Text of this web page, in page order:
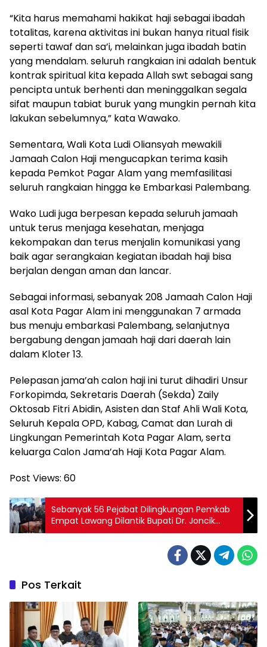
“Kita harus memahami hakikat haji sebagai ibadah
totalitas, karena aktivitas ini bukan hanya ritual fisik
seperti tawaf dan sa’i, melainkan juga ibadah batin
yang mendalam. seluruh rangkaian ini adalah bentuk
kontrak spiritual kita kepada Allah swt sebagai sang
pencipta untuk berhenti dan meninggalkan segala
sifat maupun tabiat buruk yang mungkin pernah kita
lakukan sebelumnya,” kata Wawako.
Sementara, Wali Kota Ludi Oliansyah mewakili
Jamaah Calon Haji mengucapkan terima kasih
kepada Pemkot Pagar Alam yang memfasilitasi
seluruh rangkaian hingga ke Embarkasi Palembang.
Wako Ludi juga berpesan kepada seluruh jamaah
untuk terus menjaga kesehatan, menjaga
kekompakan dan terus menjalin komunikasi yang
baik agar serangkaian kegiatan ibadah haji bisa
berjalan dengan aman dan lancar.
Sebagai informasi, sebanyak 208 Jamaah Calon Haji
asal Kota Pagar Alam ini menggunakan 7 armada
bus menuju embarkasi Palembang, selanjutnya
bergabung dengan jamaah haji dari daerah lain
dalam Kloter 13.
Pelepasan jama’ah calon haji ini turut dihadiri Unsur
Forkopimda, Sekretaris Daerah (Sekda) Zaily
Oktosab Fitri Abidin, Asisten dan Staf Ahli Wali Kota,
Seluruh Kepala OPD, Kabag, Camat dan Lurah di
Lingkungan Pemerintah Kota Pagar Alam, serta
keluarga Calon Jama’ah Haji Kota Pagar Alam.
Post Views: 60
Sebanyak 56 Pejabat Dilingkungan Pemkab
Empat Lawang Dilantik Bupati Dr. Joncik
Muhammad
Pos Terkait